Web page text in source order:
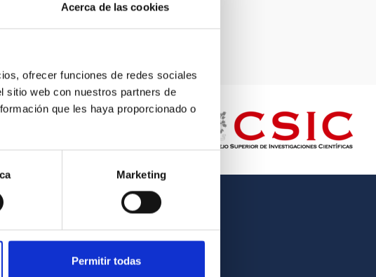
Acerca de las cookies
ofrecer funciones de redes sociales
sitio web con nuestros partners de
que les haya proporcionado o
Marketing
Permitir todas
OTHER LINKS
Employment